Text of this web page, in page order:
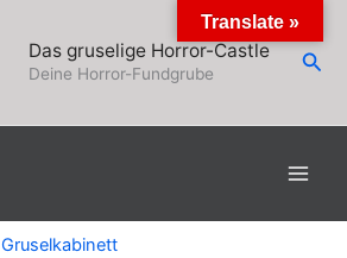
Das gruselige Horror-Castle
Deine Horror-Fundgrube
Gruselkabinett
Translate »